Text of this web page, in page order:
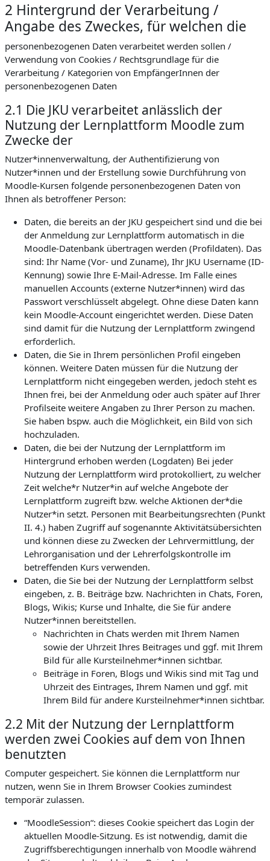
2 Hintergrund der Verarbeitung /
Angabe des Zweckes, für welchen die
personenbezogenen Daten verarbeitet werden sollen /
Verwendung von Cookies / Rechtsgrundlage für die
Verarbeitung / Kategorien von EmpfängerInnen der
personenbezogenen Daten
2.1 Die JKU verarbeitet anlässlich der
Nutzung der Lernplattform Moodle zum
Zwecke der
Nutzer*innenverwaltung, der Authentifizierung von
Nutzer*innen und der Erstellung sowie Durchführung von
Moodle-Kursen folgende personenbezogenen Daten von
Ihnen als betroffener Person:
Daten, die bereits an der JKU gespeichert sind und die bei
der Anmeldung zur Lernplattform automatisch in die
Moodle-Datenbank übertragen werden (Profildaten). Das
sind: Ihr Name (Vor- und Zuname), Ihr JKU Username (ID-
Kennung) sowie Ihre E-Mail-Adresse. Im Falle eines
manuellen Accounts (externe Nutzer*innen) wird das
Passwort verschlüsselt abgelegt. Ohne diese Daten kann
kein Moodle-Account eingerichtet werden. Diese Daten
sind damit für die Nutzung der Lernplattform zwingend
erforderlich.
Daten, die Sie in Ihrem persönlichen Profil eingeben
können. Weitere Daten müssen für die Nutzung der
Lernplattform nicht eingegeben werden, jedoch steht es
Ihnen frei, bei der Anmeldung oder auch später auf Ihrer
Profilseite weitere Angaben zu Ihrer Person zu machen.
Sie haben bspw. auch die Möglichkeit, ein Bild von sich
hochzuladen.
Daten, die bei der Nutzung der Lernplattform im
Hintergrund erhoben werden (Logdaten) Bei jeder
Nutzung der Lernplattform wird protokolliert, zu welcher
Zeit welche*r Nutzer*in auf welche Angebote der
Lernplattform zugreift bzw. welche Aktionen der*die
Nutzer*in setzt. Personen mit Bearbeitungsrechten (Punkt
II. 4.) haben Zugriff auf sogenannte Aktivitätsübersichten
und können diese zu Zwecken der Lehrvermittlung, der
Lehrorganisation und der Lehrerfolgskontrolle im
betreffenden Kurs verwenden.
Daten, die Sie bei der Nutzung der Lernplattform selbst
eingeben, z. B. Beiträge bzw. Nachrichten in Chats, Foren,
Blogs, Wikis; Kurse und Inhalte, die Sie für andere
Nutzer*innen bereitstellen.
Nachrichten in Chats werden mit Ihrem Namen
sowie der Uhrzeit Ihres Beitrages und ggf. mit Ihrem
Bild für alle Kursteilnehmer*innen sichtbar.
Beiträge in Foren, Blogs und Wikis sind mit Tag und
Uhrzeit des Eintrages, Ihrem Namen und ggf. mit
Ihrem Bild für andere Kursteilnehmer*innen sichtbar.
2.2 Mit der Nutzung der Lernplattform
werden zwei Cookies auf dem von Ihnen
benutzten
Computer gespeichert. Sie können die Lernplattform nur
nutzen, wenn Sie in Ihrem Browser Cookies zumindest
temporär zulassen.
“MoodleSession“: dieses Cookie speichert das Login der
aktuellen Moodle-Sitzung. Es ist notwendig, damit die
Zugriffsberechtigungen innerhalb von Moodle während